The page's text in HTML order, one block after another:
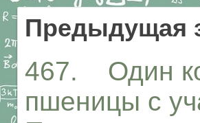
Предыдущая
467. Один
пшеницы с